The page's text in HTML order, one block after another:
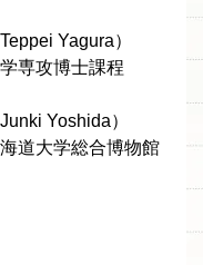
Yagura）
専攻博士課程
Yoshida）
道大学総合博物館